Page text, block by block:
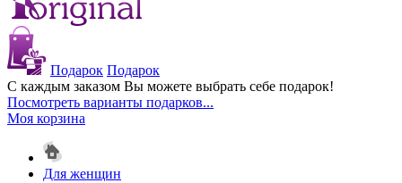
Подарок Подарок
С каждым заказом Вы можете выбрать себе подарок!
Посмотреть варианты подарков...
Моя корзина
Для женщин